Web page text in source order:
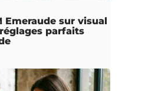
Emeraude sur visual
parfaits